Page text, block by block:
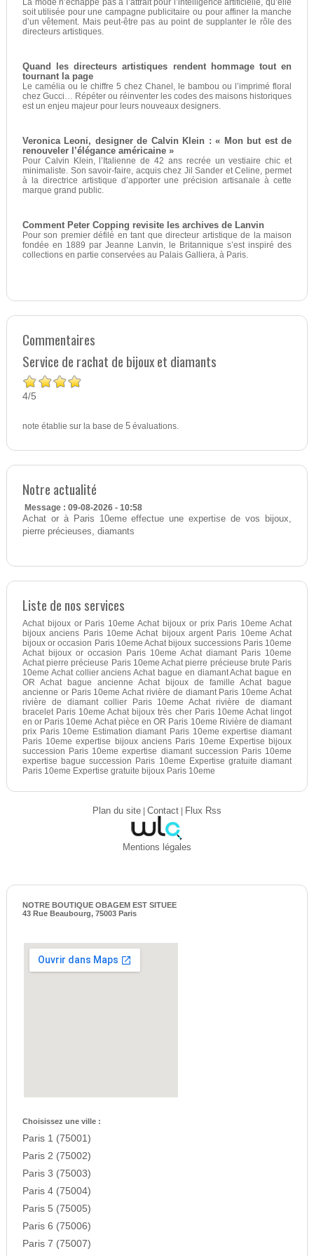
soit utilisée pour une campagne publicitaire ou pour affiner la manche
d’un vêtement. Mais peut-être pas au point de supplanter le rôle des
directeurs artistiques.
Quand les directeurs artistiques rendent hommage tout en
tournant la page
Le camélia ou le chiffre 5 chez Chanel, le bambou ou l’imprimé floral
chez Gucci… Répéter ou réinventer les codes des maisons historiques
est un enjeu majeur pour leurs nouveaux designers.
Veronica Leoni, designer de Calvin Klein : « Mon but est de
renouveler l’élégance américaine »
Pour Calvin Klein, l’Italienne de 42 ans recrée un vestiaire chic et
minimaliste. Son savoir-faire, acquis chez Jil Sander et Celine, permet
à la directrice artistique d’apporter une précision artisanale à cette
marque grand public.
Comment Peter Copping revisite les archives de Lanvin
Pour son premier défilé en tant que directeur artistique de la maison
fondée en 1889 par Jeanne Lanvin, le Britannique s’est inspiré des
collections en partie conservées au Palais Galliera, à Paris.
Commentaires
Service de rachat de bijoux et diamants
4/5
note établie sur la base de 5évaluations.
Notre actualité
Message : 09-08-2026 - 10:58
Achat or à Paris 10eme effectue une expertise de vos bijoux,
pierre précieuses, diamants
Liste de nos services
Achat bijoux or Paris 10eme Achat bijoux or prix Paris 10eme Achat
bijoux anciens Paris 10eme Achat bijoux argent Paris 10eme Achat
bijoux or occasion Paris 10eme Achat bijoux successions Paris 10eme
Achat bijoux or occasion Paris 10eme Achat diamant Paris 10eme
Achat pierre précieuse Paris 10eme Achat pierre précieuse brute Paris
10eme Achat collier anciens Achat bague en diamant Achat bague en
OR Achat bague ancienne Achat bijoux de famille Achat bague
ancienne or Paris 10eme Achat rivière de diamant Paris 10eme Achat
rivière de diamant collier Paris 10eme Achat rivière de diamant
bracelet Paris 10eme Achat bijoux très cher Paris 10eme Achat lingot
en or Paris 10eme Achat pièce en OR Paris 10eme Rivière de diamant
prix Paris 10eme Estimation diamant Paris 10eme expertise diamant
Paris 10eme expertise bijoux anciens Paris 10eme Expertise bijoux
succession Paris 10eme expertise diamant succession Paris 10eme
expertise bague succession Paris 10eme Expertise gratuite diamant
Paris 10eme Expertise gratuite bijoux Paris 10eme
Plan du site| Contact| Flux Rss
Mentions légales
NOTRE BOUTIQUE OBAGEM EST SITUEE
43 Rue Beaubourg, 75003 Paris
Choisissez une ville :
Paris 1 (75001)
Paris 2 (75002)
Paris 3 (75003)
Paris 4 (75004)
Paris 5 (75005)
Paris 6 (75006)
Paris 7 (75007)